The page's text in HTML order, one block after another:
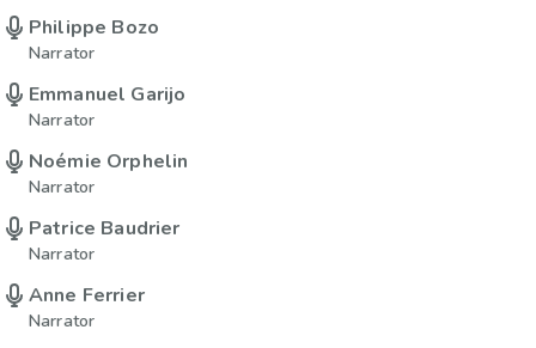
Philippe Bozo
Narrator
Emmanuel Garijo
Narrator
Noémie Orphelin
Narrator
Patrice Baudrier
Narrator
Anne Ferrier
Narrator